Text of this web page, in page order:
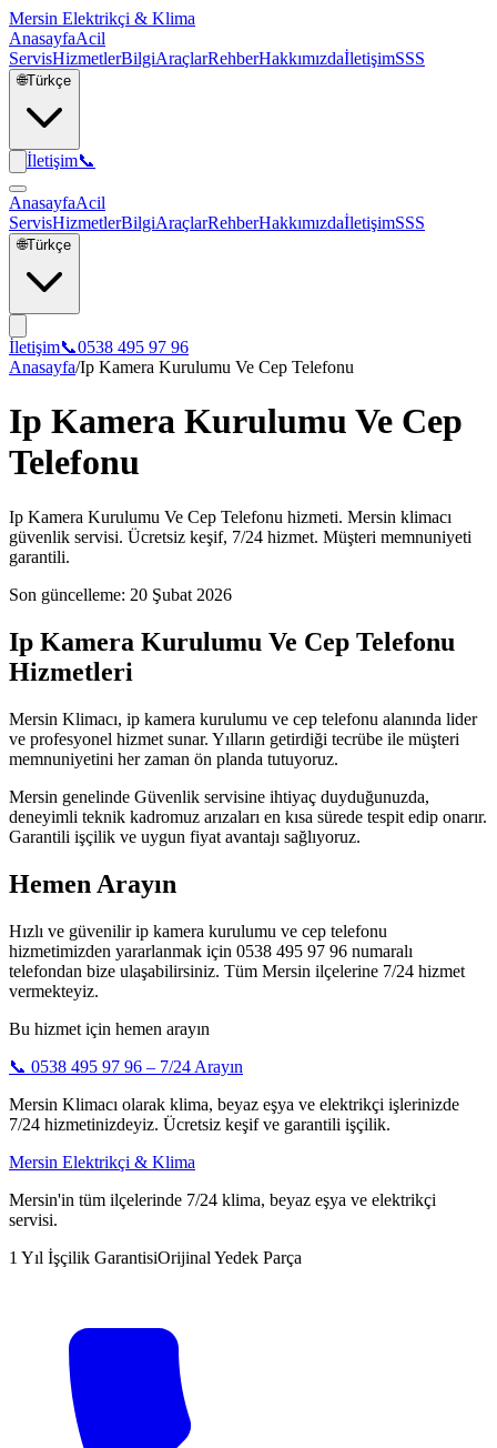
Mersin Elektrikçi & Klima
AnasayfaAcil
ServisHizmetlerBilgiAraçlarRehberHakkımızdaİletişimSSS
🌐Türkçe
İletişim📞
AnasayfaAcil
ServisHizmetlerBilgiAraçlarRehberHakkımızdaİletişimSSS
🌐Türkçe
İletişim📞0538 495 97 96
Anasayfa/Ip Kamera Kurulumu Ve Cep Telefonu
Ip Kamera Kurulumu Ve Cep
Telefonu
Ip Kamera Kurulumu Ve Cep Telefonu hizmeti. Mersin klimacı
güvenlik servisi. Ücretsiz keşif, 7/24 hizmet. Müşteri memnuniyeti
garantili.
Son güncelleme: 20 Şubat 2026
Ip Kamera Kurulumu Ve Cep Telefonu
Hizmetleri
Mersin Klimacı, ip kamera kurulumu ve cep telefonu alanında lider
ve profesyonel hizmet sunar. Yılların getirdiği tecrübe ile müşteri
memnuniyetini her zaman ön planda tutuyoruz.
Mersin genelinde Güvenlik servisine ihtiyaç duyduğunuzda,
deneyimli teknik kadromuz arızaları en kısa sürede tespit edip onarır.
Garantili işçilik ve uygun fiyat avantajı sağlıyoruz.
Hemen Arayın
Hızlı ve güvenilir ip kamera kurulumu ve cep telefonu
hizmetimizden yararlanmak için 0538 495 97 96 numaralı
telefondan bize ulaşabilirsiniz. Tüm Mersin ilçelerine 7/24 hizmet
vermekteyiz.
Bu hizmet için hemen arayın
📞 0538 495 97 96 – 7/24 Arayın
Mersin Klimacı olarak klima, beyaz eşya ve elektrikçi işlerinizde
7/24 hizmetinizdeyiz. Ücretsiz keşif ve garantili işçilik.
Mersin Elektrikçi & Klima
Mersin'in tüm ilçelerinde 7/24 klima, beyaz eşya ve elektrikçi
servisi.
1 Yıl İşçilik GarantisiOrijinal Yedek Parça